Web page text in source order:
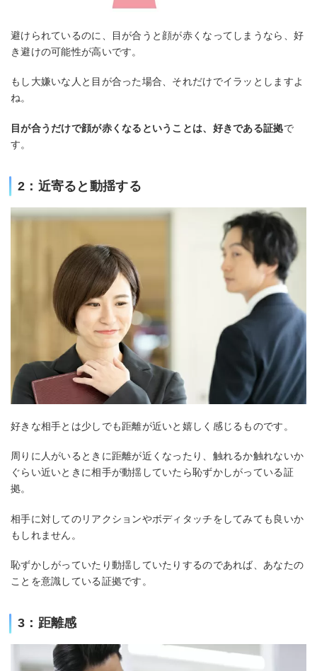
避けられているのに、目が合うと顔が赤くなってしまうなら、好
き避けの可能性が高いです。
もし大嫌いな人と目が合った場合、それだけでイラッとしますよ
ね。
目が合うだけで顔が赤くなるということは、好きである証拠で
す。
2：近寄ると動揺する
好きな相手とは少しでも距離が近いと嬉しく感じるものです。
周りに人がいるときに距離が近くなったり、触れるか触れないか
ぐらい近いときに相手が動揺していたら恥ずかしがっている証
拠。
相手に対してのリアクションやボディタッチをしてみても良いか
もしれません。
恥ずかしがっていたり動揺していたりするのであれば、あなたの
ことを意識している証拠です。
3：距離感